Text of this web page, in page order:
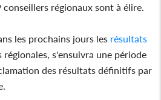
conseillers régionaux sont à élire.
les prochains jours les résultats
régionales, s'ensuivra une période
des résultats définitifs par